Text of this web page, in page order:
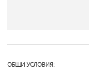
ОБЩИ УСЛОВИЯ: